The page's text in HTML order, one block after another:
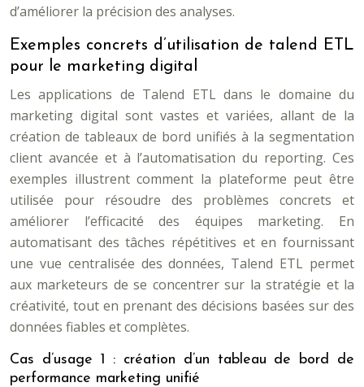
d’améliorer la précision des analyses.
Exemples concrets d’utilisation de talend ETL
pour le marketing digital
Les applications de Talend ETL dans le domaine du
marketing digital sont vastes et variées, allant de la
création de tableaux de bord unifiés à la segmentation
client avancée et à l’automatisation du reporting. Ces
exemples illustrent comment la plateforme peut être
utilisée pour résoudre des problèmes concrets et
améliorer l’efficacité des équipes marketing. En
automatisant des tâches répétitives et en fournissant
une vue centralisée des données, Talend ETL permet
aux marketeurs de se concentrer sur la stratégie et la
créativité, tout en prenant des décisions basées sur des
données fiables et complètes.
Cas d’usage 1 : création d’un tableau de bord de
performance marketing unifié